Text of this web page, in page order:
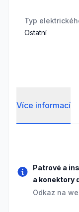
Typ
Ostatní
Více informací
Patrové a
a konektory
Odkaz na